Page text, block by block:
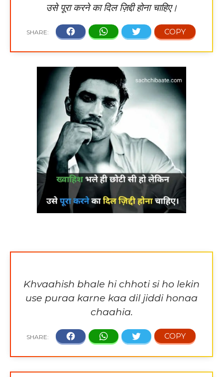
उसे पूरा करने का दिल ज़िद्दी होना चाहिए।
Khvaahish bhale hi chhoti si ho lekin
use puraa karne kaa dil jiddi honaa
chaahia.